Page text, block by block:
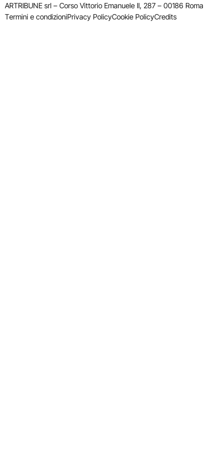
ARTRIBUNE srl – Corso Vittorio Emanuele II, 287 – 00186 Roma
Termini e condizioniPrivacy PolicyCookie PolicyCredits